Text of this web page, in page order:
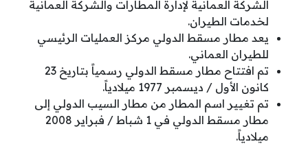
الشركة العمانية لإدارة المطارات والشركة العمانية
لخدمات الطيران.
يعد مطار مسقط الدولي مركز العمليات الرئيسي
للطيران العماني.
تم افتتاح مطار مسقط الدولي رسمياً بتاريخ 23
كانون الأول / ديسمبر 1977 ميلادياً.
تم تغيير اسم المطار من مطار السيب الدولي إلى
مطار مسقط الدولي في 1 شباط / فبراير 2008
ميلادياً.